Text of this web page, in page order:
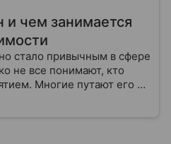
и чем занимается
стало привычным в сфере
не все понимают, кто
Многие путают его с
это одно и то же. На